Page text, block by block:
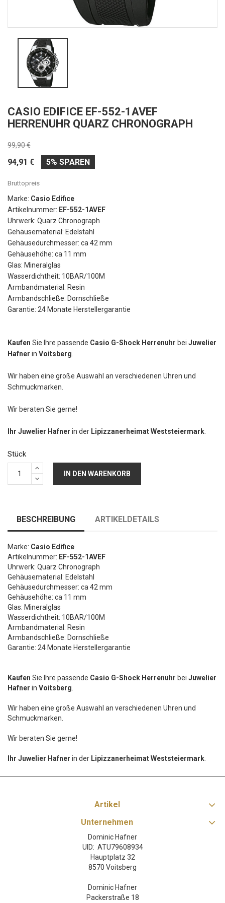
CASIO EDIFICE EF-552-1AVEF
HERRENUHR QUARZ CHRONOGRAPH
99,90 €
94,91 € 5% SPAREN
Bruttopreis
Marke: Casio Edifice
Artikelnummer: EF-552-1AVEF
Uhrwerk: Quarz Chronograph
Gehäusematerial: Edelstahl
Gehäusedurchmesser: ca 42 mm
Gehäusehöhe: ca 11 mm
Glas: Mineralglas
Wasserdichtheit: 10BAR/100M
Armbandmaterial: Resin
Armbandschließe: Dornschließe
Garantie: 24 Monate Herstellergarantie
Kaufen Sie Ihre passende Casio G-Shock Herrenuhr bei Juwelier
Hafner in Voitsberg
Wir haben eine große Auswahl an verschiedenen Uhren und
Schmuckmarken.
Wir beraten Sie gerne!
Ihr Juwelier Hafner in der Lipizzanerheimat Weststeiermark
Stück
IN DEN WARENKORB
BESCHREIBUNG ARTIKELDETAILS
Marke: Casio Edifice
Artikelnummer: EF-552-1AVEF
Uhrwerk: Quarz Chronograph
Gehäusematerial: Edelstahl
Gehäusedurchmesser: ca 42 mm
Gehäusehöhe: ca 11 mm
Glas: Mineralglas
Wasserdichtheit: 10BAR/100M
Armbandmaterial: Resin
Armbandschließe: Dornschließe
Garantie: 24 Monate Herstellergarantie
Kaufen Sie Ihre passende Casio G-Shock Herrenuhr bei Juwelier
Hafner in Voitsberg
Wir haben eine große Auswahl an verschiedenen Uhren und
Schmuckmarken.
Wir beraten Sie gerne!
Ihr Juwelier Hafner in der Lipizzanerheimat Weststeiermark
Artikel
Unternehmen
Dominic Hafner
UID: ATU79608934
Hauptplatz 32
8570 Voitsberg
Dominic Hafner
Packerstraße 18